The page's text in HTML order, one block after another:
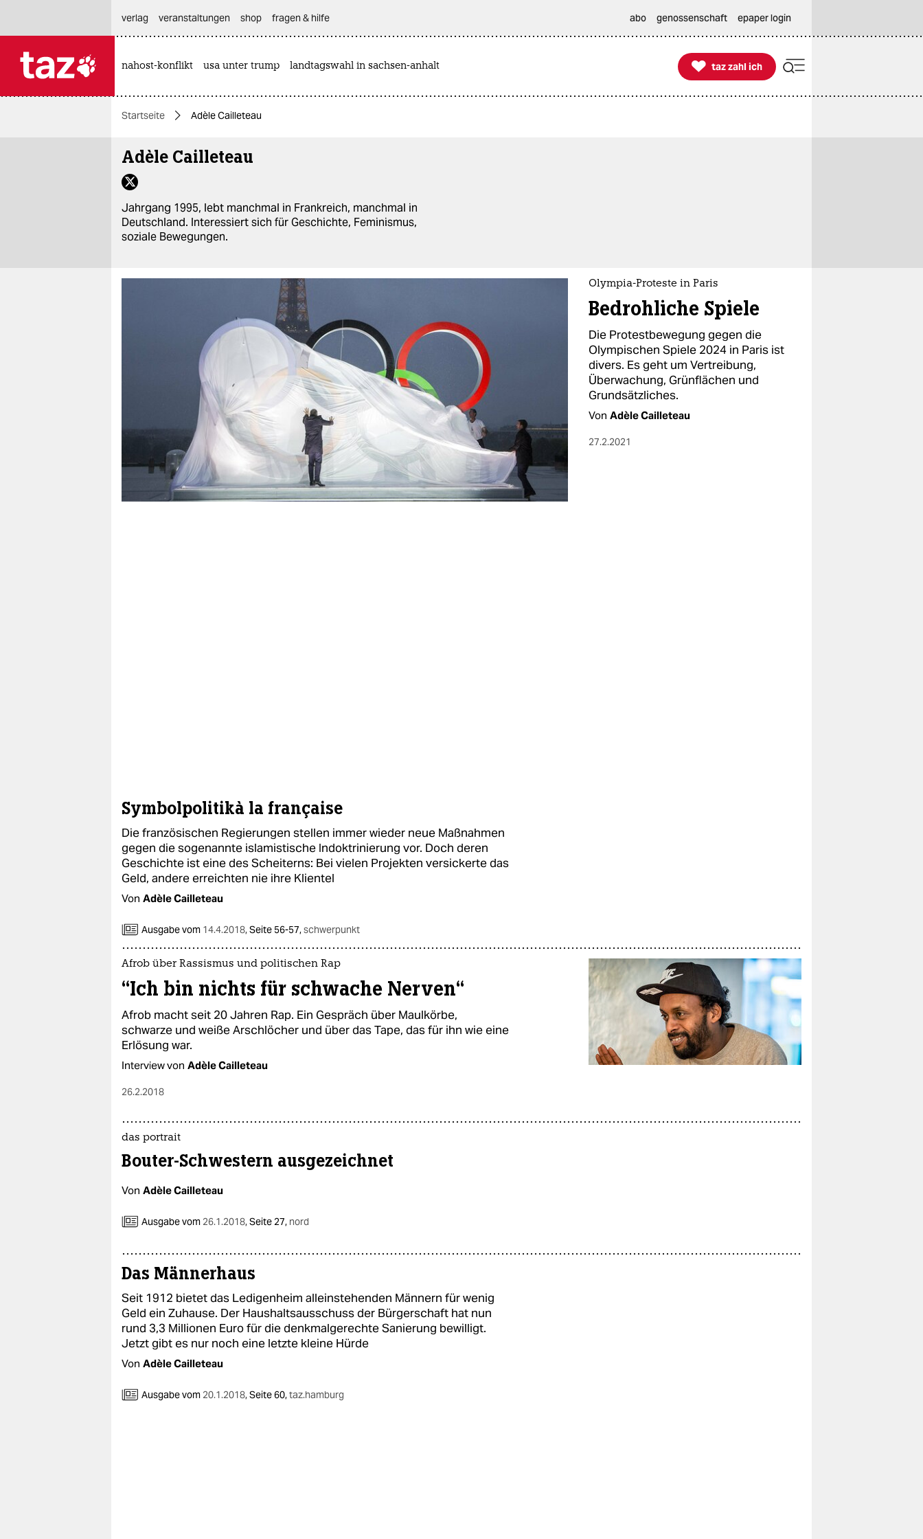
themen
politik
öko
gesellschaft
sport
verlag
veranstaltungen
verlag
veranstaltungen shop fragen & hilfe abo genossenschaft epaper login
nahost-konflikt usa unter trump landtagswahl in sachsen-anhalt 
taz zahl ich
taz zahl ich
Startseite Adèle Cailleteau
Adèle Cailleteau
Jahrgang 1995, lebt manchmal in Frankreich, manchmal in
Deutschland. Interessiert sich für Geschichte, Feminismus,
soziale Bewegungen.
Olympia-Proteste in Paris
Bedrohliche Spiele
Die Protestbewegung gegen die
Olympischen Spiele 2024 in Paris ist
divers. Es geht um Vertreibung,
Überwachung, Grünflächen und
Grundsätzliches.
Von Adèle Cailleteau
27.2.2021
Symbolpolitikà la française
Die französischen Regierungen stellen immer wieder neue Maßnahmen
gegen die sogenannte islamistische Indoktrinierung vor. Doch deren
Geschichte ist eine des Scheiterns: Bei vielen Projekten versickerte das
Geld, andere erreichten nie ihre Klientel
Von Adèle Cailleteau
Ausgabe vom 14.4.2018,Seite 56-57,schwerpunkt
Afrob über Rassismus und politischen Rap
“Ich bin nichts für schwache Nerven“
Afrob macht seit 20 Jahren Rap. Ein Gespräch über Maulkörbe,
schwarze und weiße Arschlöcher und über das Tape, das für ihn wie eine
Erlösung war.
Interview von Adèle Cailleteau
26.2.2018
das portrait
Bouter-Schwestern ausgezeichnet
Von Adèle Cailleteau
Ausgabe vom 26.1.2018,Seite 27, nord
Das Männerhaus
Seit 1912 bietet das Ledigenheim alleinstehenden Männern für wenig
Geld ein Zuhause. Der Haushaltsausschuss der Bürgerschaft hat nun
rund 3,3 Millionen Euro für die denkmalgerechte Sanierung bewilligt.
Jetzt gibt es nur noch eine letzte kleine Hürde
Von Adèle Cailleteau
Ausgabe vom 20.1.2018,Seite 60,taz.hamburg